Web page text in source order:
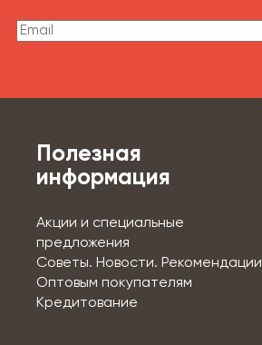
Полезная
информация
Акции и специальные
предложения
Советы. Новости. Рекомендации
Оптовым покупателям
Кредитование